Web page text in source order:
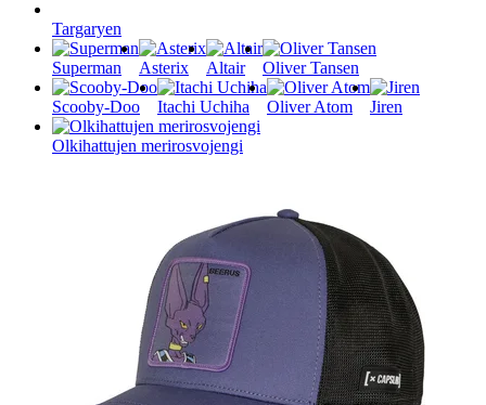
Targaryen
Superman Asterix Altair Oliver Tansen
Scooby-Doo Itachi Uchiha Oliver Atom Jiren
Olkihattujen merirosvojengi